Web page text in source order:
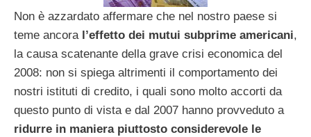
Non è azzardato affermare che nel nostro paese si
teme ancora l’effetto dei mutui subprime americani,
la causa scatenante della grave crisi economica del
2008: non si spiega altrimenti il comportamento dei
nostri istituti di credito, i quali sono molto accorti da
questo punto di vista e dal 2007 hanno provveduto a
ridurre in maniera piuttosto considerevole le